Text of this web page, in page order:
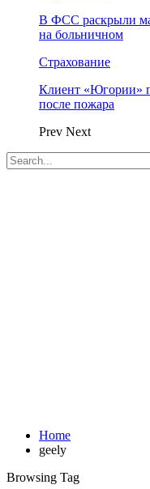
В ФСС раскрыли
на больничном
Страхование
Клиент «Югории»
после пожара
Prev Next
Home
geely
Browsing Tag